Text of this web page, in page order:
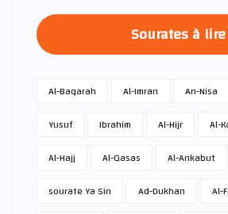
Sourates à lire
Al-Baqarah Al-Imran An-Nisa
Yusuf
Ibrahim Al-Hijr Al-
Al-Hajj
Al-Qasas Al-Ankabut
sourate Ya Sin
Ad-Dukhan
Al-